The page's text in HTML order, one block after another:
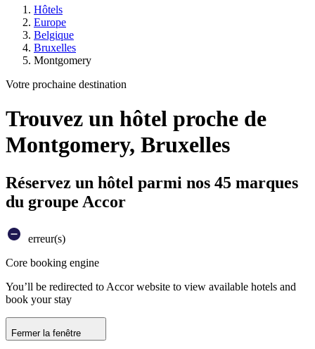
Hôtels
Europe
Belgique
Bruxelles
Montgomery
Votre prochaine destination
Trouvez un hôtel proche de
Montgomery, Bruxelles
Réservez un hôtel parmi nos 45 marques
du groupe Accor
erreur(s)
Core booking engine
You’ll be redirected to Accor website to view available hotels and
book your stay
Fermer la fenêtre